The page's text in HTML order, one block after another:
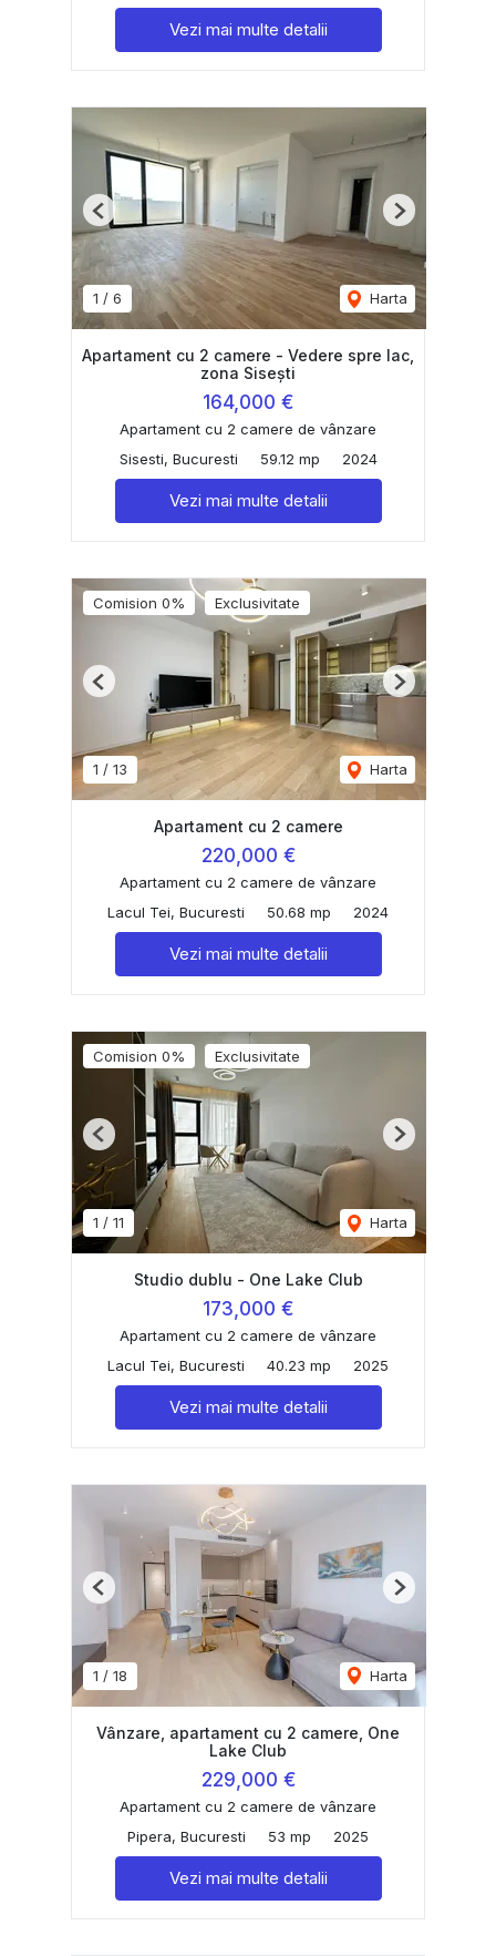
Vezi mai multe detalii
1 / 6 Harta
Previous Next
Apartament cu 2 camere - Vedere spre lac,
zona Sisești
164,000 €
Apartament cu 2 camere de vânzare
Sisesti, Bucuresti
59.12 mp 2024
Vezi mai multe detalii
Comision 0% Exclusivitate
1 / 13 Harta
Previous Next
Apartament cu 2 camere
220,000 €
Apartament cu 2 camere de vânzare
Lacul Tei, Bucuresti
50.68 mp 2024
Vezi mai multe detalii
Comision 0% Exclusivitate
1 / 11 Harta
Previous Next
Studio dublu - One Lake Club
173,000 €
Apartament cu 2 camere de vânzare
Lacul Tei, Bucuresti
40.23 mp 2025
Vezi mai multe detalii
1 / 18 Harta
Previous Next
Vânzare, apartament cu 2 camere, One
Lake Club
229,000 €
Apartament cu 2 camere de vânzare
Pipera, Bucuresti
53 mp 2025
Vezi mai multe detalii